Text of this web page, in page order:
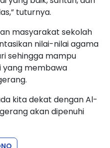
tuturnya.
masyarakat sekolah
nilai-nilai agama
sehingga mampu
yang membawa
kita dekat dengan Al-
akan dipenuhi